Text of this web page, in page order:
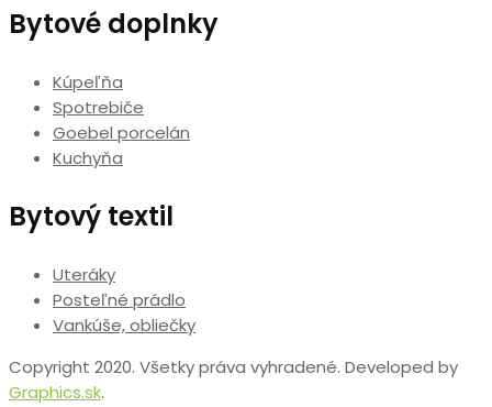
Bytové doplnky
Kúpeľňa
Spotrebiče
Goebel porcelán
Kuchyňa
Bytový textil
Uteráky
Posteľné prádlo
Vankúše, obliečky
Copyright 2020. Všetky práva vyhradené. Developed by
Graphics.sk.